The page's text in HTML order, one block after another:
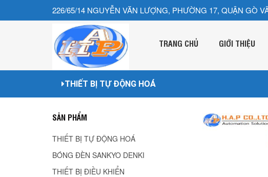
226/65/14 NGUYỄN VĂN LƯỢNG, PHƯỜNG 17, QUẬN GÒ
TRANG CHỦ GIỚI THIỆU
THIẾT BỊ TỰ ĐỘNG HOÁ
SẢN PHẨM
THIẾT BỊ TỰ ĐỘNG HOÁ
BÓNG ĐÈN SANKYO DENKI
THIẾT BỊ ĐIỀU KHIỂN